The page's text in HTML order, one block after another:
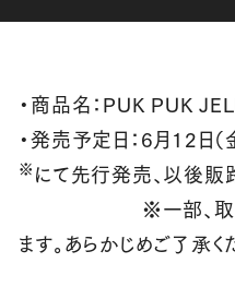
・商品名：PUK PUK
・発売予定日：6月12日
※にて先行発売、以後
※一部、取り扱
ます。あらかじめご了承く